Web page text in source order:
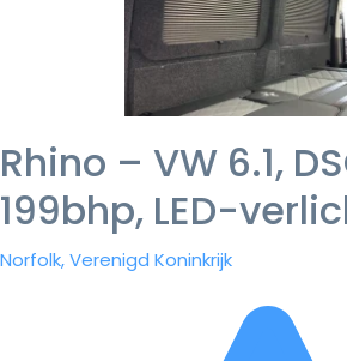
Rhino – VW 6.1,
199bhp, LED-
Norfolk, Verenigd Koninkrijk